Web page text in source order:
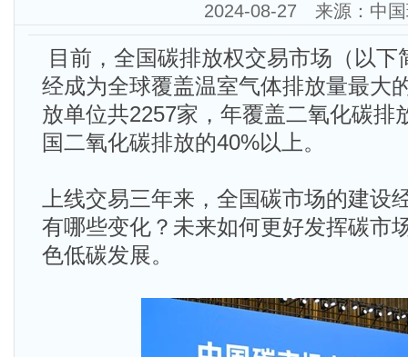
2024-08-27 来源：中
目前，全国碳排放权交易市场（以
经成为全球覆盖温室气体排放量最大
放单位共2257家，年覆盖二氧化碳排
国二氧化碳排放的40%以上。
上线交易三年来，全国碳市场的建设
有哪些变化？未来如何更好发挥碳市
色低碳发展。